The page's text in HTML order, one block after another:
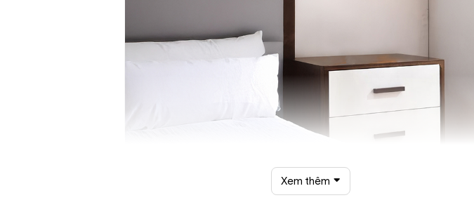
Đèn thả văn phòng LED hiện đại DTT 4381A
Xem thêm